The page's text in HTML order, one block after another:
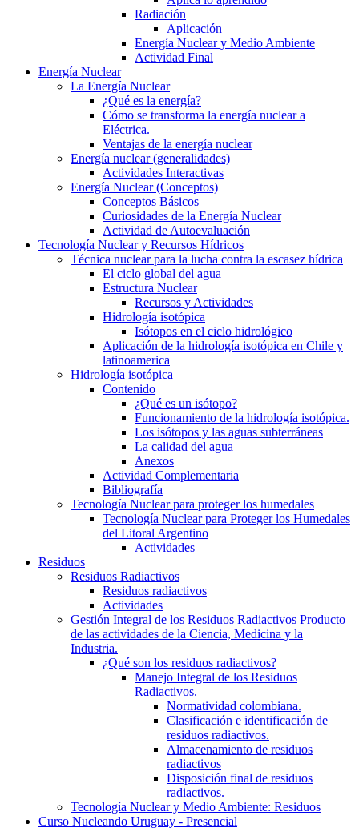
Radiación
Aplicación
Energía Nuclear y Medio Ambiente
Actividad Final
Energía Nuclear
La Energía Nuclear
¿Qué es la energía?
Cómo se transforma la energía nuclear a
Eléctrica.
Ventajas de la energía nuclear
Energía nuclear (generalidades)
Actividades Interactivas
Energía Nuclear (Conceptos)
Conceptos Básicos
Curiosidades de la Energía Nuclear
Actividad de Autoevaluación
Tecnología Nuclear y Recursos Hídricos
Técnica nuclear para la lucha contra la escasez hídrica
El ciclo global del agua
Estructura Nuclear
Recursos y Actividades
Hidrología isotópica
Isótopos en el ciclo hidrológico
Aplicación de la hidrología isotópica en Chile y
latinoamerica
Hidrología isotópica
Contenido
¿Qué es un isótopo?
Funcionamiento de la hidrología isotópica.
Los isótopos y las aguas subterráneas
La calidad del agua
Anexos
Actividad Complementaria
Bibliografía
Tecnología Nuclear para proteger los humedales
Tecnología Nuclear para Proteger los Humedales
del Litoral Argentino
Actividades
Residuos
Residuos Radiactivos
Residuos radiactivos
Actividades
Gestión Integral de los Residuos Radiactivos Producto
de las actividades de la Ciencia, Medicina y la
Industria.
¿Qué son los residuos radiactivos?
Manejo Integral de los Residuos
Radiactivos.
Normatividad colombiana.
Clasificación e identificación de
residuos radiactivos.
Almacenamiento de residuos
radiactivos
Disposición final de residuos
radiactivos.
Tecnología Nuclear y Medio Ambiente: Residuos
Curso Nucleando Uruguay - Presencial